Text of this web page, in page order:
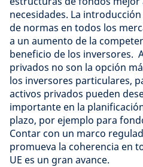
necesidades. La
de normas en todos los
a un aumento de la
beneficio de los inversores.
privados no son la opción
los inversores particulares,
activos privados pueden
importante en la
plazo, por ejemplo para
Contar con un marco
promueva la coherencia en
UE es un gran avance.